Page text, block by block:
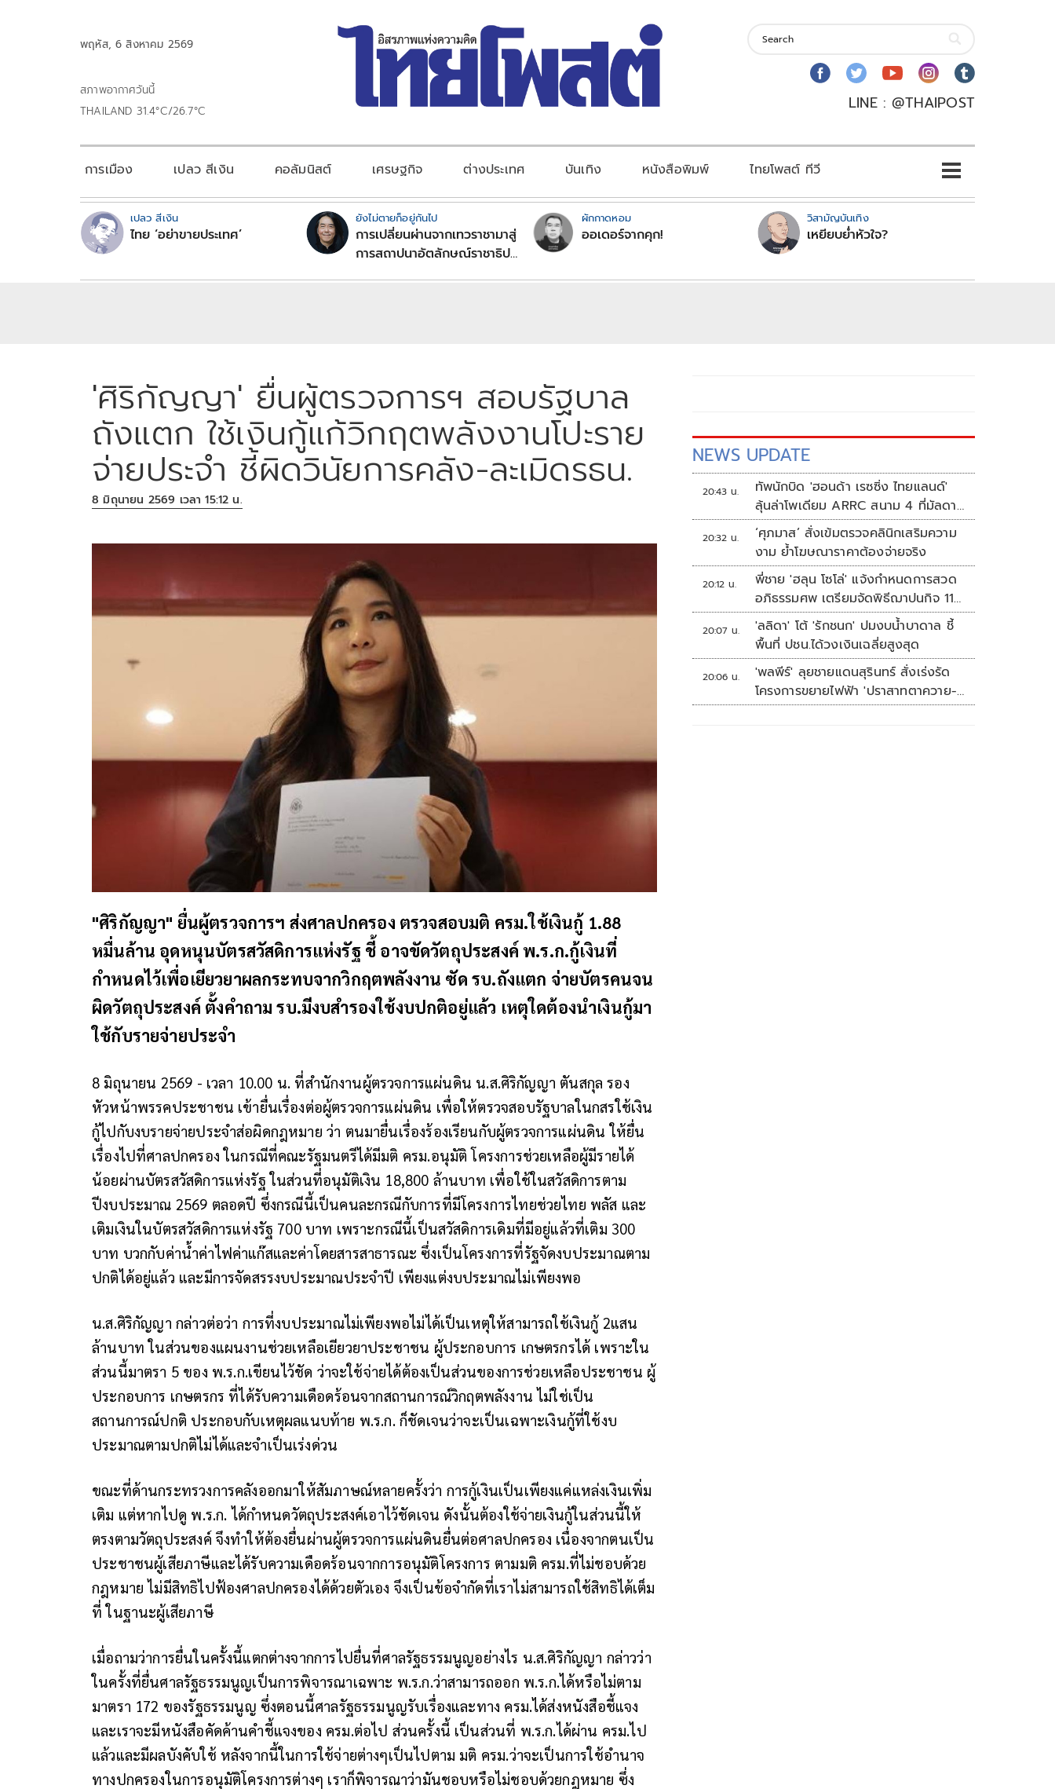
พฤหัส, 6 สิงหาคม 2569
สภาพอากาศวันนี้
THAILAND 31.4°C/26.7°C
LINE : @THAIPOST
การเมือง เปลว สีเงิน คอลัมนิสต์ เศรษฐกิจ ต่างประเทศ บันเทิง หนังสือพิมพ์ ไทยโพสต์ ทีวี
เปลว สีเงิน
ไทย ‘อย่าขายประเทศ’
ยังไม่ตายก็อยู่กันไป
การเปลี่ยนผ่านจากเทวราชามาสู่
การสถาปนาอัตลักษณ์ราชาธิป
ผักกาดหอม
ออเดอร์จากคุก!
วิสามัญบันเทิง
เหยียบย่ำหัวใจ?
'ศิริกัญญา' ยื่นผู้ตรวจการฯ สอบรัฐบาล
ถังแตก ใช้เงินกู้แก้วิกฤตพลังงานโปะราย
จ่ายประจำ ชี้ผิดวินัยการคลัง-ละเมิดรธน.
8 มิถุนายน 2569 เวลา 15:12 น.
"ศิริกัญญา" ยื่นผู้ตรวจการฯ ส่งศาลปกครอง ตรวจสอบมติ ครม.ใช้เงินกู้ 1.88
หมื่นล้าน อุดหนุนบัตรสวัสดิการแห่งรัฐ ชี้ อาจขัดวัตถุประสงค์ พ.ร.ก.กู้เงินที่
กำหนดไว้เพื่อเยียวยาผลกระทบจากวิกฤตพลังงาน ซัด รบ.ถังแตก จ่ายบัตรคนจน
ผิดวัตถุประสงค์ ตั้งคำถาม รบ.มีงบสำรองใช้งบปกติอยู่แล้ว เหตุใดต้องนำเงินกู้มา
ใช้กับรายจ่ายประจำ
8 มิถุนายน 2569 - เวลา 10.00 น. ที่สำนักงานผู้ตรวจการแผ่นดิน น.ส.ศิริกัญญา ตันสกุล รอง
หัวหน้าพรรคประชาชน เข้ายื่นเรื่องต่อผู้ตรวจการแผ่นดิน เพื่อให้ตรวจสอบรัฐบาลในกสรใช้เงิน
กู้ไปกับงบรายจ่ายประจำส่อผิดกฎหมาย ว่า ตนมายื่นเรื่องร้องเรียนกับผู้ตรวจการแผ่นดิน ให้ยื่น
เรื่องไปที่ศาลปกครอง ในกรณีที่คณะรัฐมนตรีได้มีมติ ครม.อนุมัติ โครงการช่วยเหลือผู้มีรายได้
น้อยผ่านบัตรสวัสดิการแห่งรัฐ ในส่วนที่อนุมัติเงิน 18,800 ล้านบาท เพื่อใช้ในสวัสดิการตาม
ปีงบประมาณ 2569 ตลอดปี ซึ่งกรณีนี้เป็นคนละกรณีกับการที่มีโครงการไทยช่วยไทย พลัส และ
เติมเงินในบัตรสวัสดิการแห่งรัฐ 700 บาท เพราะกรณีนี้เป็นสวัสดิการเดิมที่มีอยู่แล้วที่เติม 300
บาท บวกกับค่าน้ำค่าไฟค่าแก๊สและค่าโดยสารสาธารณะ ซึ่งเป็นโครงการที่รัฐจัดงบประมาณตาม
ปกติได้อยู่แล้ว และมีการจัดสรรงบประมาณประจำปี เพียงแต่งบประมาณไม่เพียงพอ
น.ส.ศิริกัญญา กล่าวต่อว่า การที่งบประมาณไม่เพียงพอไม่ได้เป็นเหตุให้สามารถใช้เงินกู้ 2แสน
ล้านบาท ในส่วนของแผนงานช่วยเหลือเยียวยาประชาชน ผู้ประกอบการ เกษตรกรได้ เพราะใน
ส่วนนี้มาตรา 5 ของ พ.ร.ก.เขียนไว้ชัด ว่าจะใช้จ่ายได้ต้องเป็นส่วนของการช่วยเหลือประชาชน ผู้
ประกอบการ เกษตรกร ที่ได้รับความเดือดร้อนจากสถานการณ์วิกฤตพลังงาน ไม่ใช่เป็น
สถานการณ์ปกติ ประกอบกับเหตุผลแนบท้าย พ.ร.ก. ก็ชัดเจนว่าจะเป็นเฉพาะเงินกู้ที่ใช้งบ
ประมาณตามปกติไม่ได้และจำเป็นเร่งด่วน
ขณะที่ด้านกระทรวงการคลังออกมาให้สัมภาษณ์หลายครั้งว่า การกู้เงินเป็นเพียงแค่แหล่งเงินเพิ่ม
เติม แต่หากไปดู พ.ร.ก. ได้กำหนดวัตถุประสงค์เอาไว้ชัดเจน ดังนั้นต้องใช้จ่ายเงินกู้ในส่วนนี้ให้
ตรงตามวัตถุประสงค์ จึงทำให้ต้องยื่นผ่านผู้ตรวจการแผ่นดินยื่นต่อศาลปกครอง เนื่องจากตนเป็น
ประชาชนผู้เสียภาษีและได้รับความเดือดร้อนจากการอนุมัติโครงการ ตามมติ ครม.ที่ไม่ชอบด้วย
กฎหมาย ไม่มีสิทธิไปฟ้องศาลปกครองได้ด้วยตัวเอง จึงเป็นข้อจำกัดที่เราไม่สามารถใช้สิทธิได้เต็ม
ที่ ในฐานะผู้เสียภาษี
เมื่อถามว่าการยื่นในครั้งนี้แตกต่างจากการไปยื่นที่ศาลรัฐธรรมนูญอย่างไร น.ส.ศิริกัญญา กล่าวว่า
ในครั้งที่ยื่นศาลรัฐธรรมนูญเป็นการพิจารณาเฉพาะ พ.ร.ก.ว่าสามารถออก พ.ร.ก.ได้หรือไม่ตาม
มาตรา 172 ของรัฐธรรมนูญ ซึ่งตอนนี้ศาลรัฐธรรมนูญรับเรื่องและทาง ครม.ได้ส่งหนังสือชี้แจง
และเราจะมีหนังสือคัดค้านคำชี้แจงของ ครม.ต่อไป ส่วนครั้งนี้ เป็นส่วนที่ พ.ร.ก.ได้ผ่าน ครม.ไป
แล้วและมีผลบังคับใช้ หลังจากนี้ในการใช้จ่ายต่างๆเป็นไปตาม มติ ครม.ว่าจะเป็นการใช้อำนาจ
ทางปกครองในการอนุมัติโครงการต่างๆ เราก็พิจารณาว่ามันชอบหรือไม่ชอบด้วยกฎหมาย ซึ่ง
NEWS UPDATE
20:43 น.
ทัพนักบิด 'ฮอนด้า เรซซิ่ง ไทยแลนด์'
ลุ้นล่าโพเดียม ARRC สนาม 4 ที่มัลดาลิ
กา
20:32 น.
‘ศุภมาส’ สั่งเข้มตรวจคลินิกเสริมความ
งาม ย้ำโฆษณาราคาต้องจ่ายจริง
20:12 น.
พี่ชาย 'ฮลุน โซโล่' แจ้งกำหนดการสวด
อภิธรรมศพ เตรียมจัดพิธีฌาปนกิจ 11
ส.ค.
20:07 น.
'ลลิดา' โต้ 'รักชนก' ปมงบน้ำบาดาล ชี้
พื้นที่ ปชน.ได้วงเงินเฉลี่ยสูงสุด
20:06 น.
'พลพีร์' ลุยชายแดนสุรินทร์ สั่งเร่งรัด
โครงการขยายไฟฟ้า 'ปราสาทตาควาย-
เนิน 350'